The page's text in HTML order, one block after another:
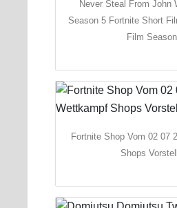
Never Steal From John
Season 5 Fortnite Short
Film
Fortnite Shop Vom 02 07
Shops